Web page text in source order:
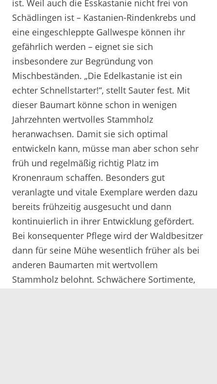
ist. Weil auch die Esskastanie nicht frei von
Schädlingen ist – Kastanien-Rindenkrebs und
eine eingeschleppte Gallwespe können ihr
gefährlich werden – eignet sie sich
insbesondere zur Begründung von
Mischbeständen. „Die Edelkastanie ist ein
echter Schnellstarter!“, stellt Sauter fest. Mit
dieser Baumart könne schon in wenigen
Jahrzehnten wertvolles Stammholz
heranwachsen. Damit sie sich optimal
entwickeln kann, müsse man aber schon sehr
früh und regelmäßig richtig Platz im
Kronenraum schaffen. Besonders gut
veranlagte und vitale Exemplare werden dazu
bereits frühzeitig ausgesucht und dann
kontinuierlich in ihrer Entwicklung gefördert.
Bei konsequenter Pflege wird der Waldbesitzer
dann für seine Mühe wesentlich früher als bei
anderen Baumarten mit wertvollem
Stammholz belohnt. Schwächere Sortimente,